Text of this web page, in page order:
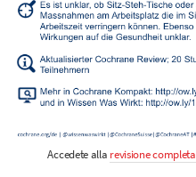
Accedete alla revisione completa